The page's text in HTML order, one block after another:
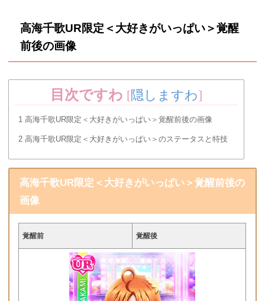
高海千歌UR限定＜大好きがいっぱい＞覚醒
前後の画像
目次ですわ [隠しますわ]
1 高海千歌UR限定＜大好きがいっぱい＞覚醒前後の画像
2 高海千歌UR限定＜大好きがいっぱい＞のステータスと特技
高海千歌UR限定＜大好きがいっぱい＞覚醒前後の
画像
覚醒前 覚醒後